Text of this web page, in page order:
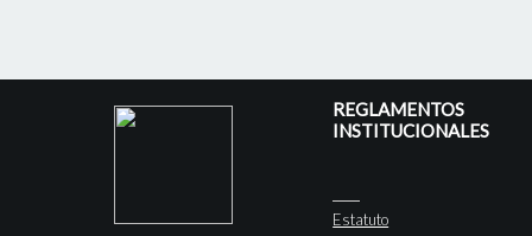
REGLAMENTOS
INSTITUCIONALES
Estatuto